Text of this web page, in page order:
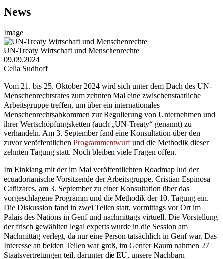
News
Image
UN-Treaty Wirtschaft und Menschenrechte
09.09.2024
Celia Sudhoff
Vom 21. bis 25. Oktober 2024 wird sich unter dem Dach des UN-
Menschenrechtsrates zum zehnten Mal eine zwischenstaatliche
Arbeitsgruppe treffen, um über ein internationales
Menschenrechtsabkommen zur Regulierung von Unternehmen und
ihrer Wertschöpfungsketten (auch „UN-Treaty“ genannt) zu
verhandeln. Am 3. September fand eine Konsultation über den
zuvor veröffentlichen Programmentwurf und die Methodik dieser
zehnten Tagung statt. Noch bleiben viele Fragen offen.
Im Einklang mit der im Mai veröffentlichten Roadmap lud der
ecuadorianische Vorsitzende der Arbeitsgruppe, Cristian Espinosa
Cañizares, am 3. September zu einer Konsultation über das
vorgeschlagene Programm und die Methodik der 10. Tagung ein.
Die Diskussion fand in zwei Teilen statt, vormittags vor Ort im
Palais des Nations in Genf und nachmittags virtuell. Die Vorstellung
der frisch gewählten legal experts wurde in die Session am
Nachmittag verlegt, da nur eine Person tatsächlich in Genf war. Das
Interesse an beiden Teilen war groß, im Genfer Raum nahmen 27
Staatsvertretungen teil, darunter die EU, unsere Nachbarn